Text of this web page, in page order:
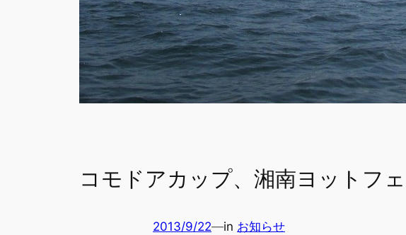
コモドアカップ、湘南ヨットフ
2013/9/22—in お知らせ